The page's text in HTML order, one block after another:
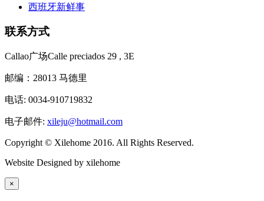
西班牙新鲜事
联系方式
Callao广场Calle preciados 29 , 3E
邮编：28013 马德里
电话: 0034-910719832
电子邮件: xileju@hotmail.com
Copyright © Xilehome 2016. All Rights Reserved.
Website Designed by xilehome
×